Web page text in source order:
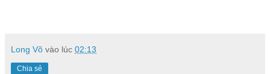
Long Võ vào lúc 02:13
Chia sẻ